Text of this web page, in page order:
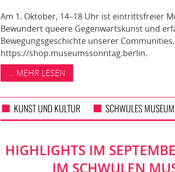
Am 1. Oktober, 14–18 Uhr ist eintrittsfreier
Bewundert queere Gegenwartskunst und
Bewegungsgeschichte unserer
https://shop.museumssonntag.berlin.
... MEHR LESEN
KUNST UND KULTUR SCHWULES
HIGHLIGHTS IM
IM SCHWULEN